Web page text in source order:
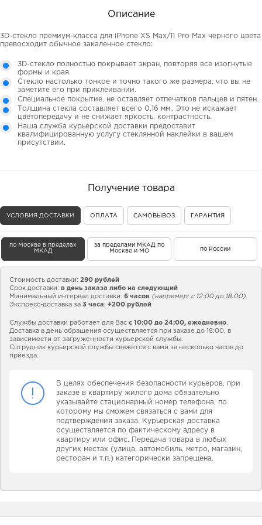
Описание
3D-стекло премиум-класса для iPhone XS Max/11 Pro Max черного цвета
превосходит обычное закаленное стекло:
3D-стекло полностью покрывает экран, повторяя все изогнутые
формы и края.
Стекло настолько тонкое и точно такого же размера, что вы не
заметите его при приклеивании.
Специальное покрытие, не оставляет отпечатков пальцев и пятен.
Толщина стекла составляет всего 0,16 мм., Это не искажает
цветопередачу и не снижает яркость, контрастность.
Наша служба курьерской доставки предоставит
квалифицированную услугу стеклянной наклейки в вашем
присутствии.
Получение товара
УСЛОВИЯ ДОСТАВКИ ОПЛАТА САМОВЫВОЗ ГАРАНТИЯ
по Москве в пределах
МКАД
за пределами МКАД по
Москве и МО
по России
Стоимость доставки: 290 рублей
Срок доставки: в день заказа либо на следующий
Минимальный интервал доставки: 6 часов (например: с 12:00 до 18:00)
Экспресс-доставка за 3 часа : +200 рублей
Службы доставки работает для Вас с 10:00 до 24:00, ежедневно
Доставка в день обращения осуществляется при заказе до 18:00, в
зависимости от загруженности курьерской службы.
Сотрудник курьерской службы свяжется с вами за несколько часов до
приезда.
В целях обеспечения безопасности курьеров, при
заказе в квартиру жилого дома обязательно
указывайте стационарный номер телефона, по
которому мы сможем связаться с вами для
подтверждения заказа. Курьерская доставка
осуществляется по фактическому адресу в
квартиру или офис. Передача товара в любых
других местах (улица, автомобиль, метро, магазин,
ресторан и т.п.) категорически запрещена.